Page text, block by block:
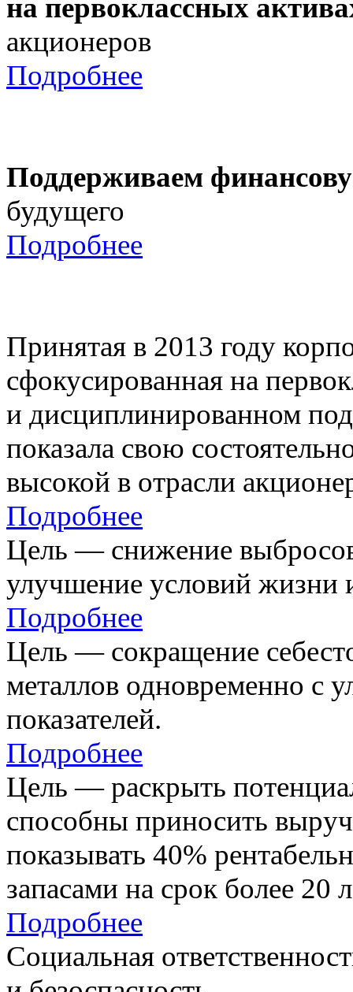
на первоклассных
акционеров
Подробнее
Поддерживаем
будущего
Подробнее
Принятая в 2013 году
сфокусированная на
и дисциплинированном
показала свою
высокой в отрасли
Подробнее
Цель — снижение
улучшение условий жизни
Подробнее
Цель — сокращение
металлов одновременно с
показателей.
Подробнее
Цель — раскрыть
способны приносить
показывать 40%
запасами на срок более 20
Подробнее
Социальная